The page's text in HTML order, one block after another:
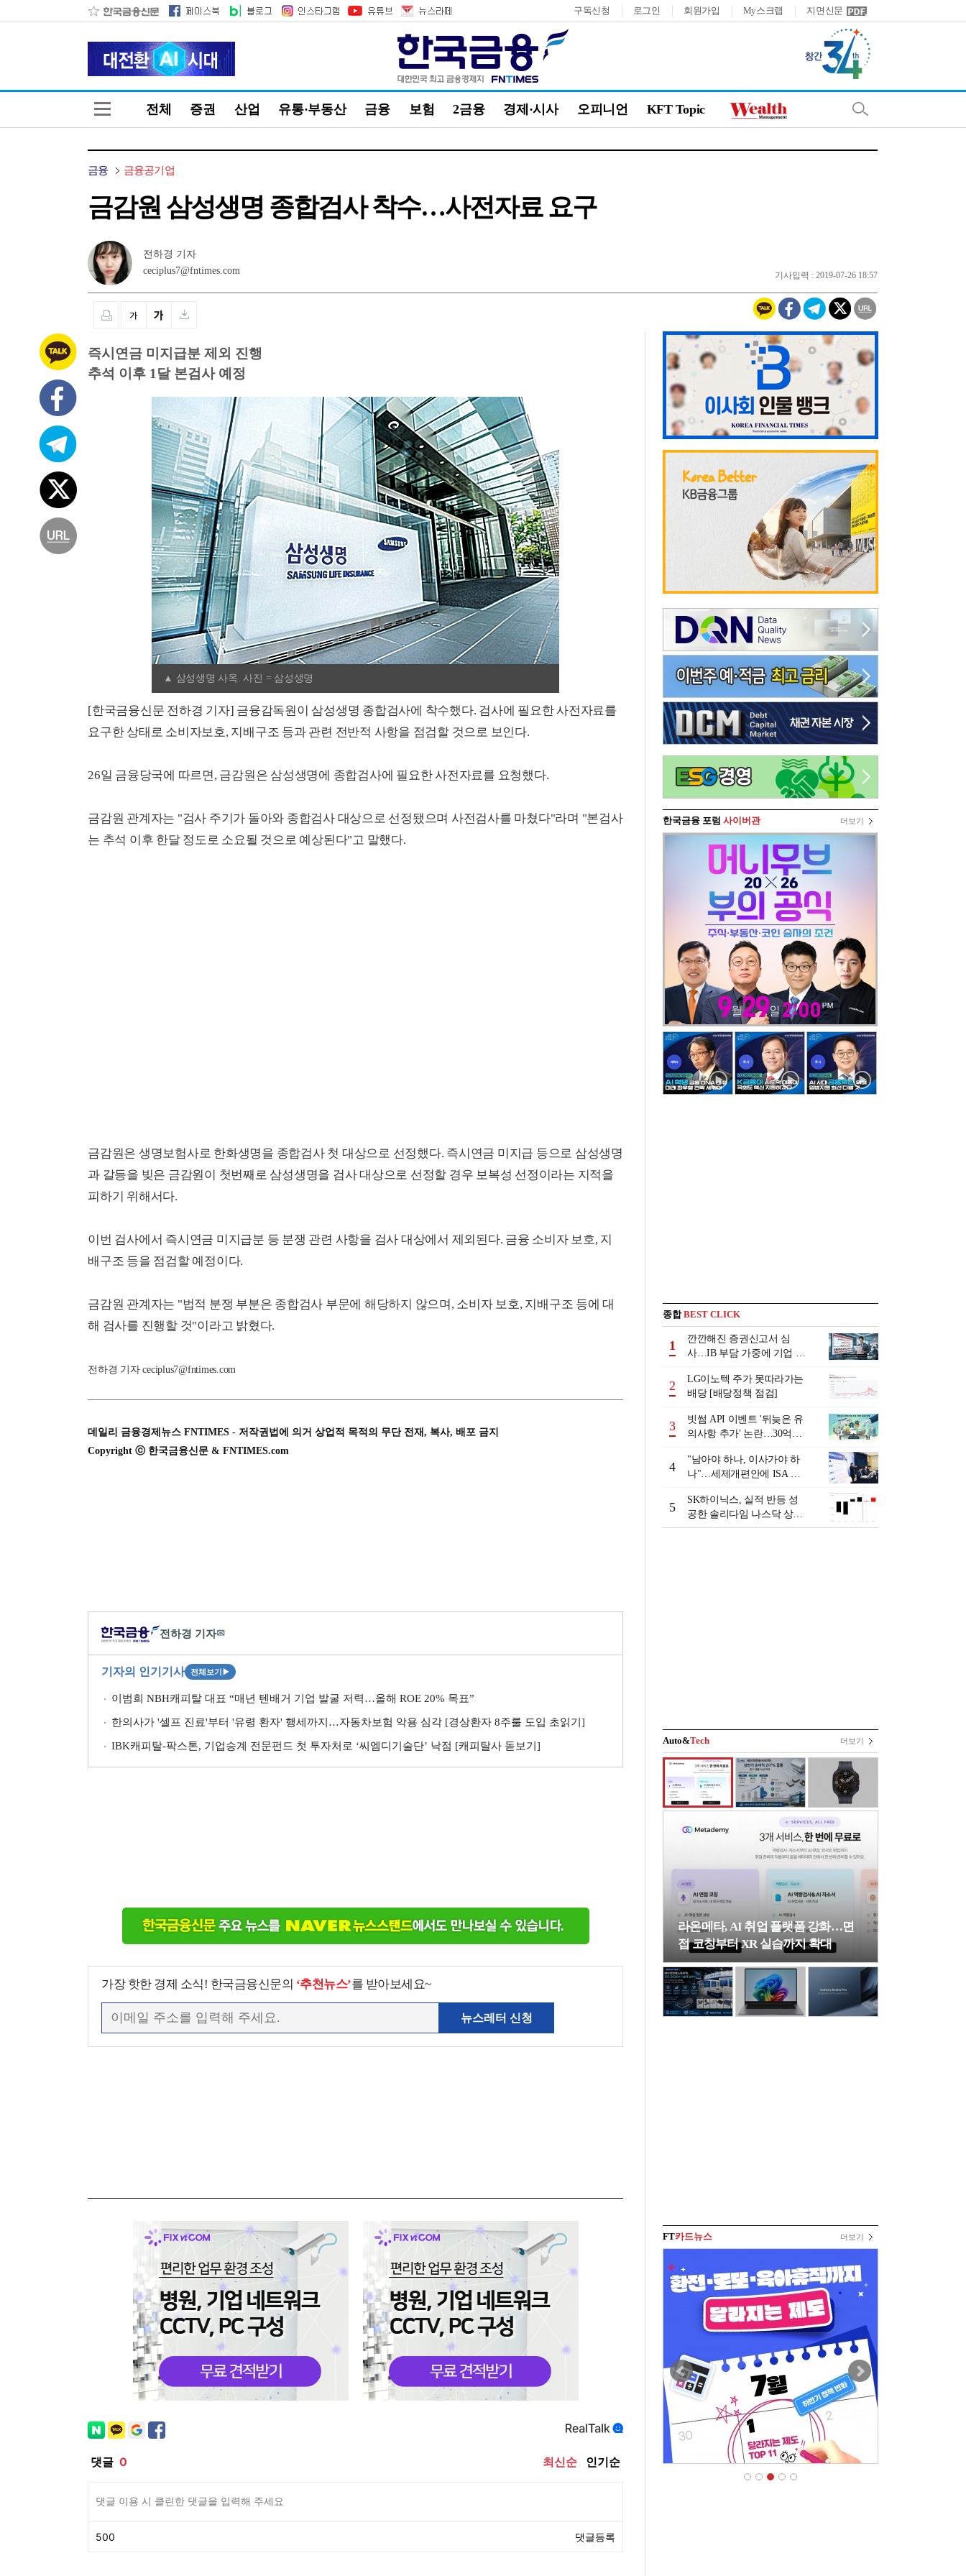
구독신청 로그인 회원가입 My스크랩 지면신문
전체 증권 산업 유통·부동산 금융 보험 2금융 경제·시사 오피니언 KFT Topic
금융 금융공기업
금감원 삼성생명 종합검사 착수…사전자료 요구
전하경 기자
ceciplus7@fntimes.com
기사입력 : 2019-07-26 18:57
즉시연금 미지급분 제외 진행
추석 이후 1달 본검사 예정
▲ 삼성생명 사옥. 사진 = 삼성생명
[한국금융신문 전하경 기자] 금융감독원이 삼성생명 종합검사에 착수했다. 검사에 필요한 사전자료를
요구한 상태로 소비자보호, 지배구조 등과 관련 전반적 사항을 점검할 것으로 보인다.
26일 금융당국에 따르면, 금감원은 삼성생명에 종합검사에 필요한 사전자료를 요청했다.
금감원 관계자는 "검사 주기가 돌아와 종합검사 대상으로 선정됐으며 사전검사를 마쳤다"라며 "본검사
는 추석 이후 한달 정도로 소요될 것으로 예상된다"고 말했다.
금감원은 생명보험사로 한화생명을 종합검사 첫 대상으로 선정했다. 즉시연금 미지급 등으로 삼성생명
과 갈등을 빚은 금감원이 첫번째로 삼성생명을 검사 대상으로 선정할 경우 보복성 선정이라는 지적을
피하기 위해서다.
이번 검사에서 즉시연금 미지급분 등 분쟁 관련 사항을 검사 대상에서 제외된다. 금융 소비자 보호, 지
배구조 등을 점검할 예정이다.
금감원 관계자는 "법적 분쟁 부분은 종합검사 부문에 해당하지 않으며, 소비자 보호, 지배구조 등에 대
해 검사를 진행할 것"이라고 밝혔다.
전하경 기자 ceciplus7@fntimes.com
데일리 금융경제뉴스 FNTIMES - 저작권법에 의거 상업적 목적의 무단 전재, 복사, 배포 금지
Copyright ⓒ 한국금융신문 & FNTIMES.com
전하경 기자✉
기자의 인기기사 전체보기 ▶
이범희 NBH캐피탈 대표 “매년 텐배거 기업 발굴 저력…올해 ROE 20% 목표”
한의사가 '셀프 진료'부터 '유령 환자' 행세까지…자동차보험 악용 심각 [경상환자 8주룰 도입 초읽기]
IBK캐피탈-팍스톤, 기업승계 전문펀드 첫 투자처로 ‘씨엠디기술단’ 낙점 [캐피탈사 돋보기]
가장 핫한 경제 소식! 한국금융신문의 ‘추천뉴스’를 받아보세요~
뉴스레터 신청
한국금융 포럼 사이버관 더보기
종합BEST CLICK
1
깐깐해진 증권신고서 심
사…IB 부담 가중에 기업 자
2
LG이노텍 주가 못따라가는
배당 [배당정책 점검]
3
빗썸 API 이벤트 '뒤늦은 유
의사항 추가' 논란…30억원
발
4
"남아야 하나, 이사가야 하
나"…세제개편안에 ISA 투
5
SK하이닉스, 실적 반등 성
공한 솔리다임 나스닥 상장
검토
Auto&Tech 더보기
라온메타, AI 취업 플랫폼 강화…면
접 코칭부터 XR 실습까지 확대
FT카드뉴스 더보기